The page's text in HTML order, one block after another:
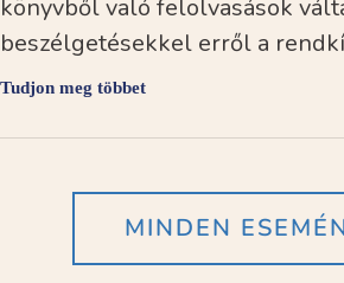
könyvből való felolvasások
beszélgetésekkel erről a
Tudjon meg többet
MINDEN